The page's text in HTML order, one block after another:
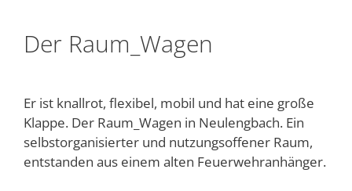
Der Raum_Wagen
Er ist knallrot, flexibel, mobil und hat eine große
Klappe. Der Raum_Wagen in Neulengbach. Ein
selbstorganisierter und nutzungsoffener Raum,
entstanden aus einem alten Feuerwehranhänger.